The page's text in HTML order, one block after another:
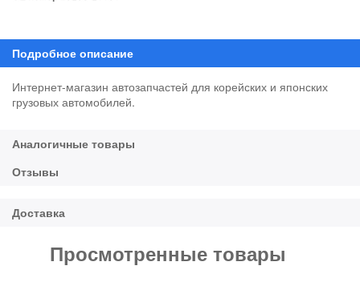
Интернет-магазин автозапчастей для корейских и японских
грузовых автомобилей.
Просмотренные товары